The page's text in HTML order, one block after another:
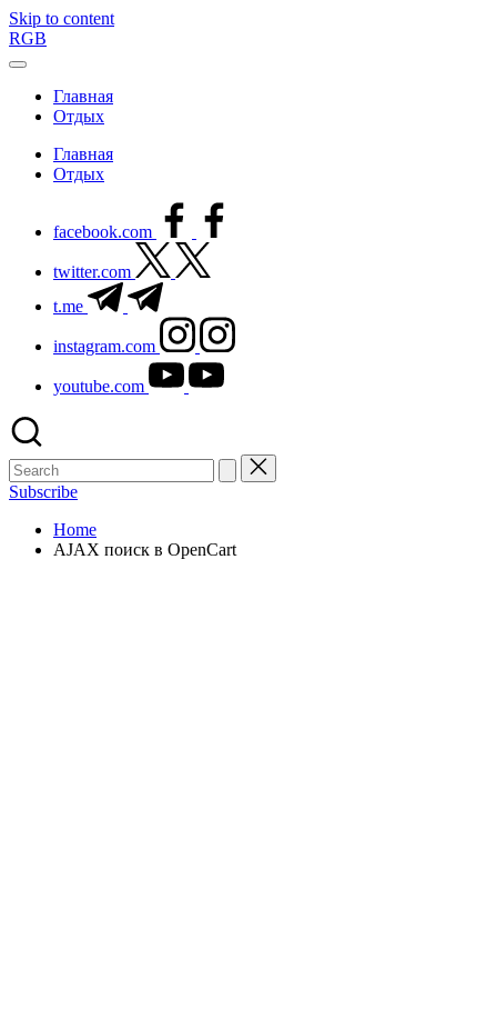
Skip to content
RGB
Главная
Отдых
Главная
Отдых
facebook.com
twitter.com
t.me
instagram.com
youtube.com
Subscribe
Home
AJAX поиск в OpenCart